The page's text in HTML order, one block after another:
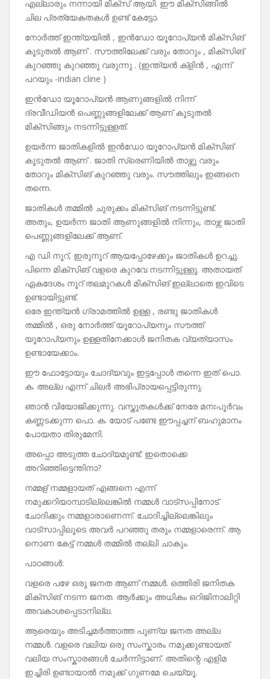
എല്ലാരും നന്നായി മിക്സ് ആയി. ഈ മിക്സിങ്ങിൽ
ചില പ്രത്യേകതകൾ ഉണ്ട് കേട്ടോ.
നോർത്ത് ഇന്ത്യയിൽ , ഇൻഡോ യൂറോപ്യൻ മിക്സിങ്
കൂടുതൽ ആണ് . സൗത്തിലേക്ക് വരും തോറും , മിക്സിങ്
കുറഞ്ഞു കുറഞ്ഞു വരുന്നു . (ഇന്ത്യൻ ക്ളിൻ , എന്ന്
പറയും -indian cline )
ഇൻഡോ യൂറോപ്യൻ ആണുങ്ങളിൽ നിന്ന്
ദ്രവീഡിയൻ പെണ്ണുങ്ങളിലേക്ക് ആണ് കൂടുതൽ
മിക്സിങ്ങും നടന്നിട്ടുള്ളത്.
ഉയർന്ന ജാതികളിൽ ഇൻഡോ യൂറോപ്യൻ മിക്സിങ്
കൂടുതൽ ആണ് . ജാതി സ്രെണിയിൽ താഴ്ന്നു വരും
തോറും മിക്സിങ് കുറഞ്ഞു വരും. സൗത്തിലും ഇങ്ങനെ
തന്നെ.
ജാതികൾ തമ്മിൽ ചുരുക്കം മിക്സിങ് നടന്നിട്ടുണ്ട്.
അതും, ഉയർന്ന ജാതി ആണുങ്ങളിൽ നിന്നും, താഴ്ന്ന ജാതി
പെണ്ണുങ്ങളിലേക്ക് ആണ്.
എ ഡി നൂറ്, ഇരുനൂറ് ആയപ്പോഴേക്കും ജാതികൾ ഉറച്ചു.
പിന്നെ മിക്സിങ് വളരെ കുറവേ നടന്നിട്ടുള്ളൂ. അതായത്
ഏകദേശം നൂറ് തലമുറകൾ മിക്സിങ് ഇല്ലാതെ ഇവിടെ
ഉണ്ടായിട്ടുണ്ട്.
ഒരേ ഇന്ത്യൻ ഗ്രാമത്തിൽ ഉള്ള , രണ്ടു ജാതികൾ
തമ്മിൽ , ഒരു നോർത്ത് യൂറോപ്യനും സൗത്ത്
യൂറോപ്യനും ഉള്ളതിനേക്കാൾ ജനിതക വ്യത്യാസം
ഉണ്ടായേക്കാം.
ഈ ഫോട്ടോയും ചോദ്യവും ഇട്ടപ്പോൾ തന്നെ ഇത് പൊ.
ക. അല്ല എന്ന് ചിലർ അഭിപ്രായപ്പെട്ടിരുന്നു.
ഞാൻ വിയോജിക്കുന്നു. വസ്തുതകൾക്ക് നേരേ മനഃപൂർവം
കണ്ണടക്കുന്ന പൊ. ക. യോട് പണ്ടേ ഈപ്പച്ചന്‌ ബഹുമാനം
പോയതാ തിരുമേനി.
അപ്പൊ അടുത്ത ചോദ്യമുണ്ട്: ഇതൊക്കെ
അറിഞ്ഞിട്ടെന്തിനാ?
നമ്മള് നമ്മളായത് എങ്ങനെ എന്ന്
നമുക്കറിയാമ്പാടില്ലെങ്കിൽ നമ്മൾ വാട്സപ്പിനോട്
ചോദിക്കും നമ്മളാരാണെന്ന്. ചോദിച്ചില്ലെങ്കിലും
വാട്സാപ്പിലൂടെ അവർ പറഞ്ഞു തരും നമ്മളാരെന്ന്. ആ
നൊണ കേട്ട് നമ്മൾ തമ്മിൽ തല്ലി ചാകും.
പാഠങ്ങൾ:
വളരെ പഴേ ഒരു ജനത ആണ് നമ്മൾ. ഒത്തിരി ജനിതക
മിക്സിങ് നടന്ന ജനത. ആർക്കും അധികം ഒറിജിനാലിറ്റി
അവകാശപ്പെടാനില്ല.
ആരെയും അടിച്ചമർത്താത്ത പുണ്യ ജനത അല്ല
നമ്മൾ. വളരെ വലിയ ഒരു സംസ്കാരം നമുക്കുണ്ടായത്
വലിയ സംസ്കാരങ്ങൾ ചേർന്നിട്ടാണ്. അതിന്റെ എളിമ
ഇച്ചിരി ഉണ്ടായാൽ നമുക്ക് ഗുണമേ ചെയ്യൂ.